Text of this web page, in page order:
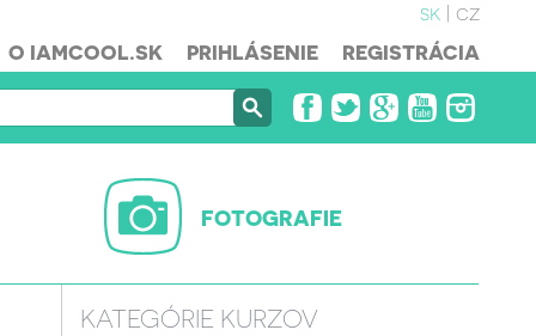
sk
cz
O IAMCOOL.SK
PRIHLÁSENIE REGISTRÁCIA
FOTOGRAFIE
KATEGÓRIE KURZOV